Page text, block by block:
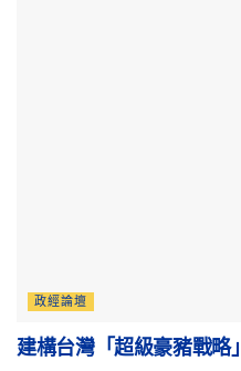
政經論壇
建構台灣「超級豪豬戰略」